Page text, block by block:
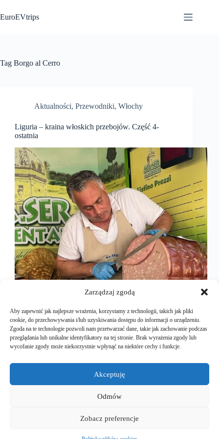
Zarządzaj zgodą
Aby zapewnić jak najlepsze wrażenia, korzystamy z technologii, takich jak pliki
cookie, do przechowywania i/lub uzyskiwania dostępu do informacji o urządzeniu.
Zgoda na te technologie pozwoli nam przetwarzać dane, takie jak zachowanie podczas
przeglądania lub unikalne identyfikatory na tej stronie. Brak wyrażenia zgody lub
wycofanie zgody może niekorzystnie wpłynąć na niektóre cechy i funkcje.
Akceptuję
Odmów
Zobacz preferencje
do
treści
EuroEVtrips
Tag Borgo al Cerro
Aktualności, Przewodniki, Włochy
Liguria – kraina włoskich przebojów. Część 4-
ostatnia
Liguria jest piękna. Koniec i kropka! Całe Włochy
Liguria w której spędziliśmy całe dwa tygodnie.
Plaże, zabytki, sklepy, piękne widoki… wszystko tu
było. Oczywiście podlane odpowiednią dawką
2026-03-22